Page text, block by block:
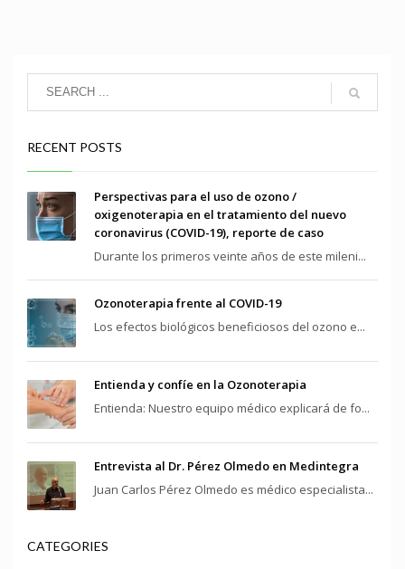
RECENT POSTS
Perspectivas para el uso de ozono /
oxigenoterapia en el tratamiento del nuevo
coronavirus (COVID-19), reporte de caso
Durante los primeros veinte años de este mileni...
Ozonoterapia frente al COVID-19
Los efectos biológicos beneficiosos del ozono e...
Entienda y confíe en la Ozonoterapia
Entienda: Nuestro equipo médico explicará de fo...
Entrevista al Dr. Pérez Olmedo en Medintegra
Juan Carlos Pérez Olmedo es médico especialista...
CATEGORIES